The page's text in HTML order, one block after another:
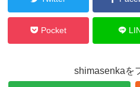
Pocket
shimasenkaを